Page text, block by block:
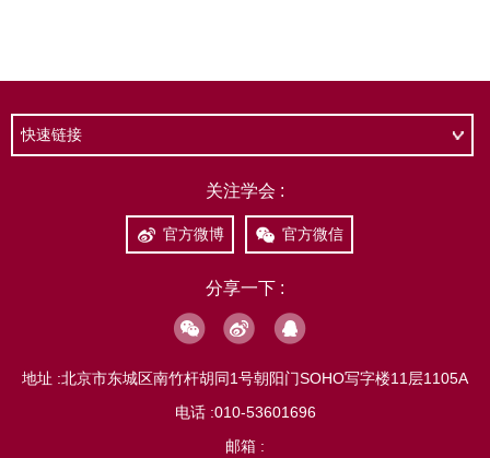
快速链接
关注学会 :
官方微博 官方微信
分享一下 :
地址 :北京市东城区南竹杆胡同1号朝阳门SOHO写字楼11层1105A
电话 :010-53601696
邮箱 :